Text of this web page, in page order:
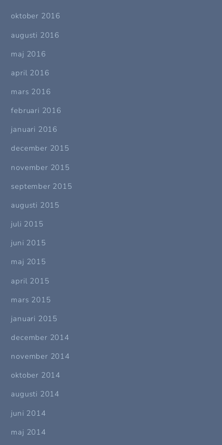
oktober 2016
augusti 2016
maj 2016
april 2016
mars 2016
februari 2016
januari 2016
december 2015
november 2015
september 2015
augusti 2015
juli 2015
juni 2015
maj 2015
april 2015
mars 2015
januari 2015
december 2014
november 2014
oktober 2014
augusti 2014
juni 2014
maj 2014